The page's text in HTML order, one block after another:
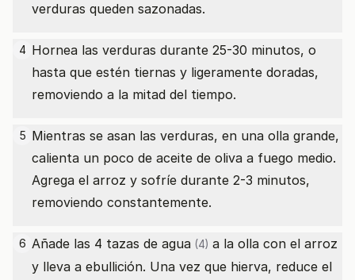
verduras queden sazonadas.
4 Hornea las verduras durante 25-30 minutos, o
hasta que estén tiernas y ligeramente doradas,
removiendo a la mitad del tiempo.
5 Mientras se asan las verduras, en una olla grande,
calienta un poco de aceite de oliva a fuego medio.
Agrega el arroz y sofríe durante 2-3 minutos,
removiendo constantemente.
6 Añade las 4 tazas de agua (4) a la olla con el arroz
y lleva a ebullición. Una vez que hierva, reduce el